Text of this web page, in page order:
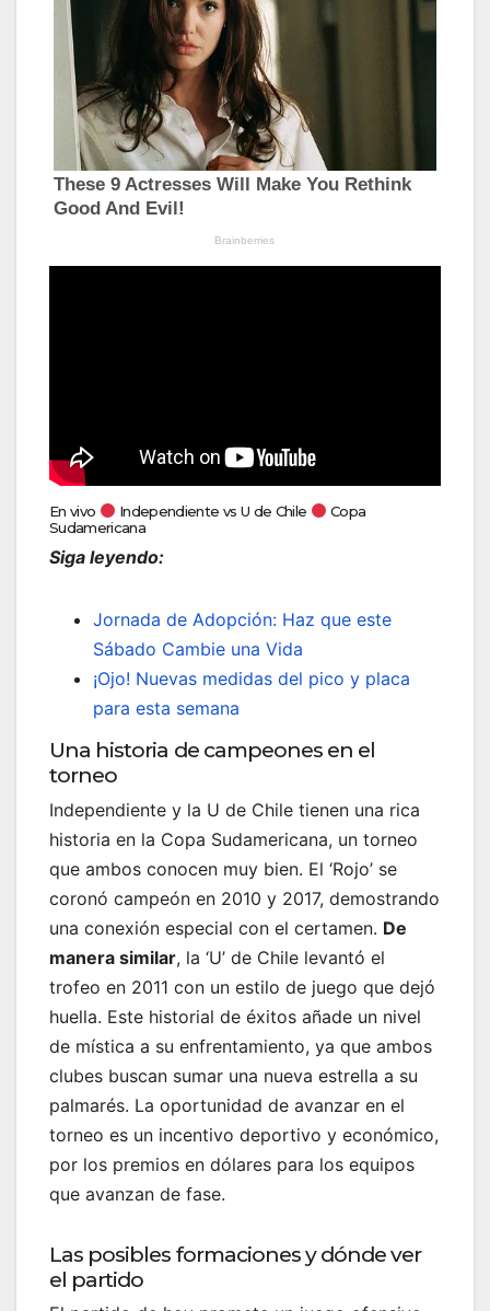
En vivo Independiente vs U de Chile
Copa
Sudamericana
Siga leyendo:
Jornada de Adopción: Haz que este
Sábado Cambie una Vida
¡Ojo! Nuevas medidas del pico y placa
para esta semana
Una historia de campeones en el
torneo
Independiente y la U de Chile tienen una rica
historia en la Copa Sudamericana, un torneo
que ambos conocen muy bien. El ‘Rojo’ se
coronó campeón en 2010 y 2017, demostrando
una conexión especial con el certamen. De
manera similar, la ‘U’ de Chile levantó el
trofeo en 2011 con un estilo de juego que dejó
huella. Este historial de éxitos añade un nivel
de mística a su enfrentamiento, ya que ambos
clubes buscan sumar una nueva estrella a su
palmarés. La oportunidad de avanzar en el
torneo es un incentivo deportivo y económico,
por los premios en dólares para los equipos
que avanzan de fase.
Las posibles formaciones y dónde ver
el partido